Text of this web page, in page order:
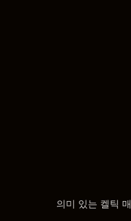
의미 있는 켈틱